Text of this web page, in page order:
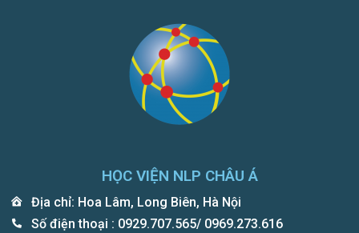
HỌC VIỆN NLP CHÂU Á
Địa chỉ: Hoa Lâm, Long Biên, Hà Nội
Số điện thoại : 0929.707.565/ 0969.273.616